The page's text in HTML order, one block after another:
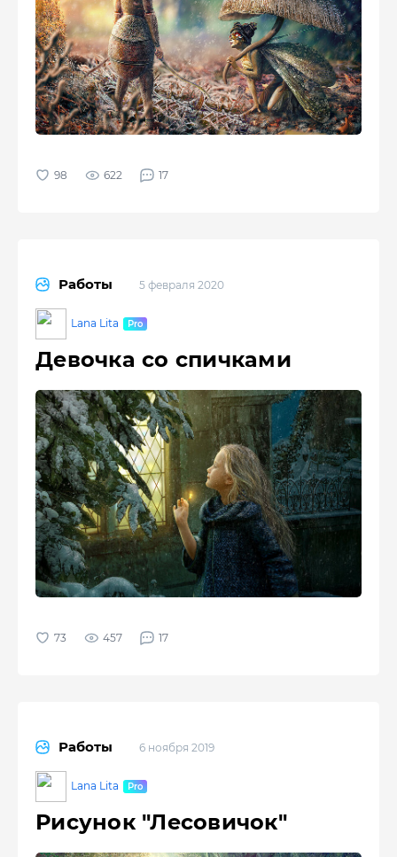
622 17
Работы 5 февраля 2020
Lana Lita
Девочка со спичками
457 17
Работы 6 ноября 2019
Lana Lita
Рисунок "Лесовичок"